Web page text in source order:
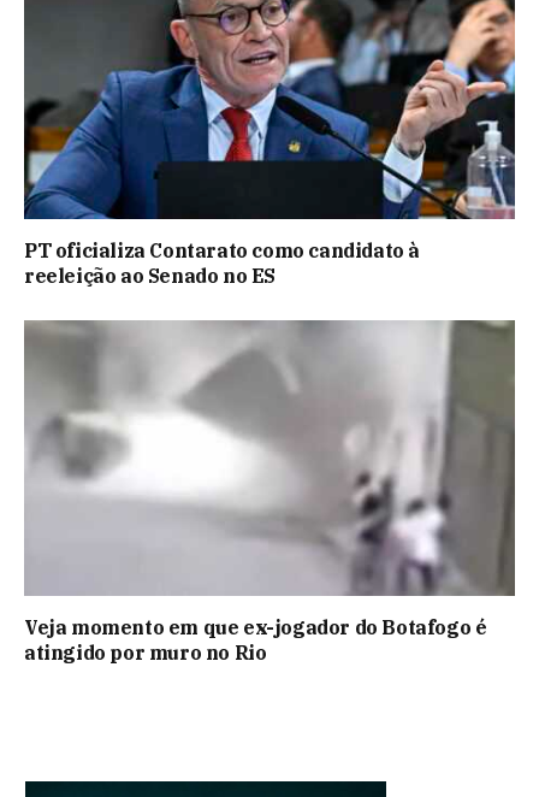
PT oficializa Contarato como candidato à
reeleição ao Senado no ES
Veja momento em que ex-jogador do Botafogo é
atingido por muro no Rio